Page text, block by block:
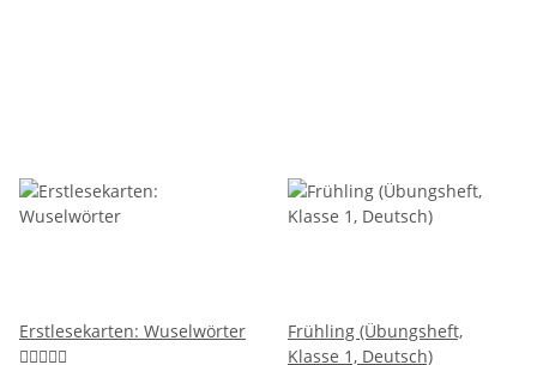
Erstlesekarten: Wuselwörter
Frühling (Übungsheft,
Klasse 1, Deutsch)